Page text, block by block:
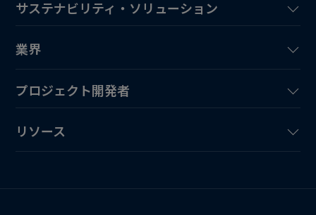
サステナビリティ・ソリューション
業界
プロジェクト開発者
リソース